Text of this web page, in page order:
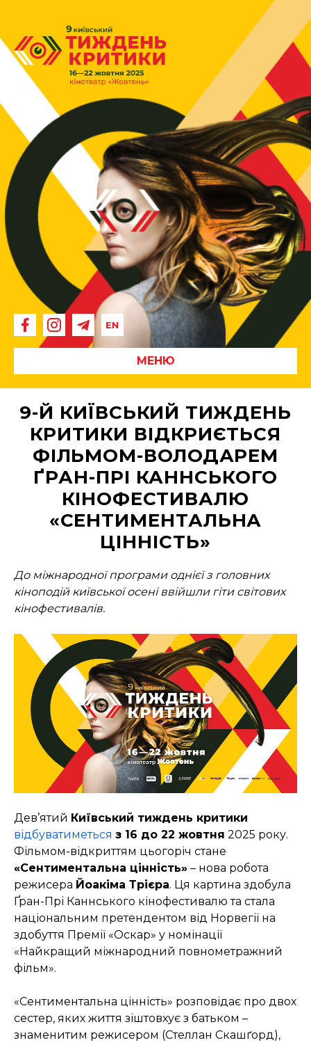
МЕНЮ
9-Й КИЇВСЬКИЙ ТИЖДЕНЬ
КРИТИКИ ВІДКРИЄТЬСЯ
ФІЛЬМОМ-ВОЛОДАРЕМ
ҐРАН-ПРІ КАННСЬКОГО
КІНОФЕСТИВАЛЮ
«СЕНТИМЕНТАЛЬНА
ЦІННІСТЬ»
До міжнародної програми однієї з головних
кіноподій київської осені ввійшли гіти світових
кінофестивалів.
Дев’ятий Київський тиждень критики
відбуватиметься з 16 до 22 жовтня 2025 року.
Фільмом-відкриттям цьогоріч стане
«Сентиментальна цінність» – нова робота
режисера Йоакіма Трієра. Ця картина здобула
Ґран-Прі Каннського кінофестивалю та стала
національним претендентом від Норвегії на
здобуття Премії «Оскар» у номінації
«Найкращий міжнародний повнометражний
фільм».
«Сентиментальна цінність» розповідає про двох
сестер, яких життя зіштовхує з батьком –
знаменитим режисером (Стеллан Скашґорд),